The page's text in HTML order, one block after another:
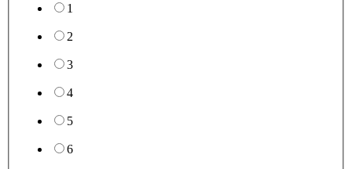
1
2
3
4
5
6